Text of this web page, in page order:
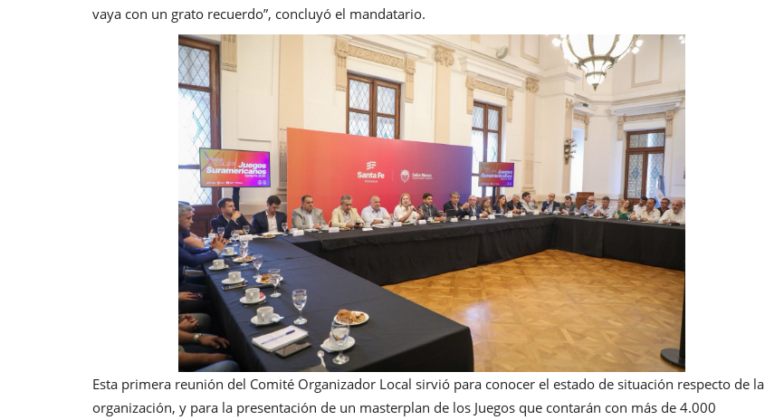
vaya con un grato recuerdo”, concluyó el mandatario.
Esta primera reunión del Comité Organizador Local sirvió para conocer el estado de situación respecto de la
organización, y para la presentación de un masterplan de los Juegos que contarán con más de 4.000